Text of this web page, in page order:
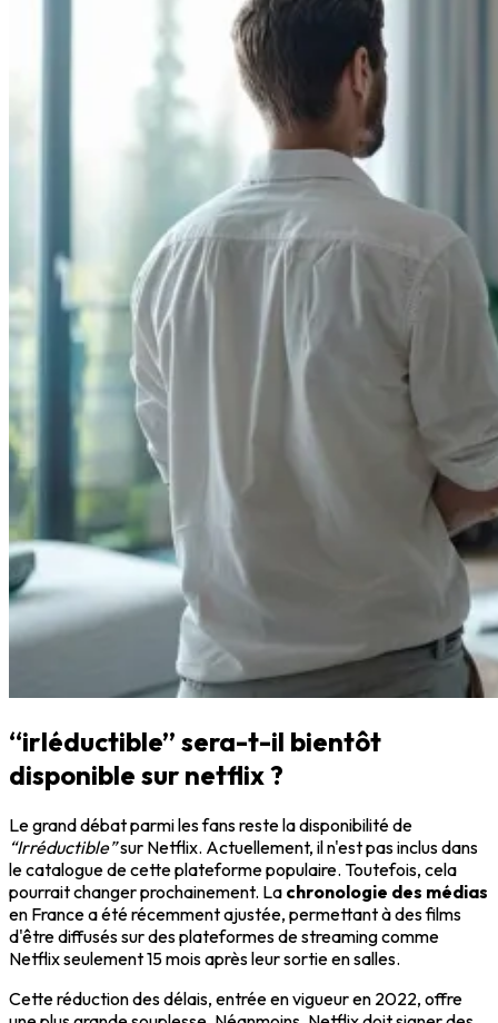
“irIéductible” sera-t-il bientôt
disponible sur netflix ?
Le grand débat parmi les fans reste la disponibilité de
“Irréductible”sur Netflix. Actuellement, il n'est pas inclus dans
le catalogue de cette plateforme populaire. Toutefois, cela
pourrait changer prochainement. La chronologie des médias
en France a été récemment ajustée, permettant à des films
d'être diffusés sur des plateformes de streaming comme
Netflix seulement 15 mois après leur sortie en salles.
Cette réduction des délais, entrée en vigueur en 2022, offre